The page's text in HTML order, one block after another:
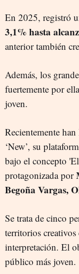
En 2025, registró
3,1% hasta
anterior también
Además, los
fuertemente por
joven.
Recientemente
‘New’, su
bajo el concepto
protagonizada por
Begoña Vargas,
Se trata de cinco
territorios
interpretación. El
público más joven.